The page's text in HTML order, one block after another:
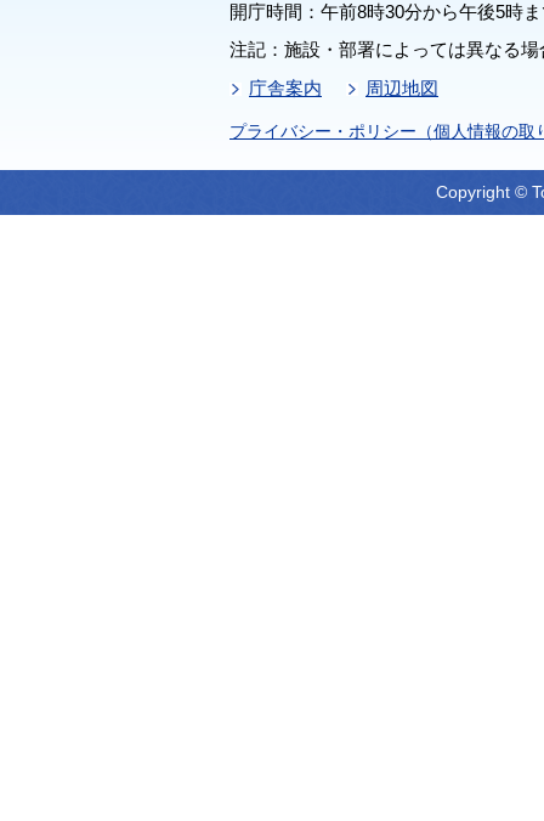
開庁時間：午前8時30分から午後5時
注記：施設・部署によっては異なる
庁舎案内
周辺地図
プライバシー・ポリシー（個人情報の取
Copyright ©